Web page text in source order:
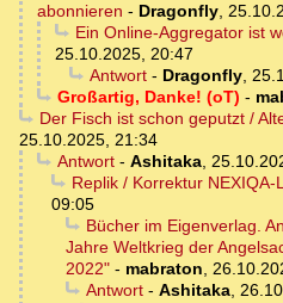
abonnieren - Dragonfly,
Ein Online-Aggregator ist
25.10.2025, 20:47
Antwort- Dragonfly,
Großartig, Danke! (oT) -
Der Fisch ist schon geputzt /
25.10.2025, 21:34
Antwort- Ashitaka,
Replik / Korrektur NEXIQA-
09:05
Bücher im Eigenverlag.
Jahre Weltkrieg der
2022" - mabraton,
Antwort- Ashitaka,